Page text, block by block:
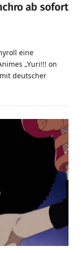
ab sofort
eine
„Yuri!!! on
deutscher